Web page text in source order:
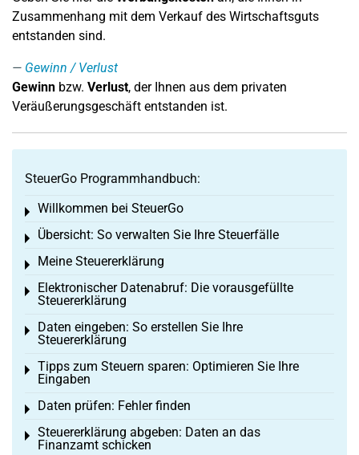
Zusammenhang mit dem Verkauf des Wirtschaftsguts
entstanden sind.
Gewinn / Verlust
Gewinn bzw. Verlust, der Ihnen aus dem privaten
Veräußerungsgeschäft entstanden ist.
SteuerGo Programmhandbuch:
Willkommen bei SteuerGo
Toggle menu
Übersicht: So verwalten Sie Ihre Steuerfälle
Toggle menu
Meine Steuererklärung
Toggle menu
Elektronischer Datenabruf: Die vorausgefüllte
Steuererklärung
Toggle menu
Daten eingeben: So erstellen Sie Ihre
Steuererklärung
Toggle menu
Tipps zum Steuern sparen: Optimieren Sie Ihre
Eingaben
Toggle menu
Daten prüfen: Fehler finden
Toggle menu
Steuererklärung abgeben: Daten an das
Finanzamt schicken
Toggle menu